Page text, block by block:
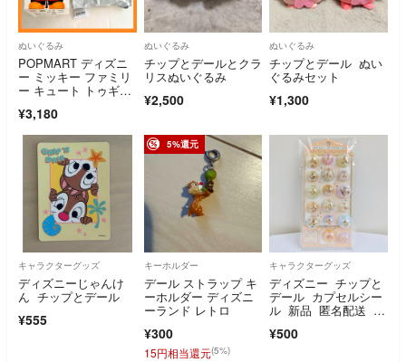
ぬいぐるみ
POPMART ディズニ
ー ミッキー ファミリ
ー キュート トゥギャ
¥3,180
ぬいぐるみ
チップとデールとクラ
リスぬいぐるみ
¥2,500
ぬいぐるみ
チップとデール ぬい
ぐるみセット
¥1,300
キャラクターグッズ
ディズニーじゃんけ
ん チップとデール
¥555
5%還元
キーホルダー
デール ストラップ キ
ーホルダー ディズニ
ーランド レトロ
¥300
15円相当還元(5%)
キャラクターグッズ
ディズニー チップと
デール カプセルシー
ル 新品 匿名配送 わ
¥500